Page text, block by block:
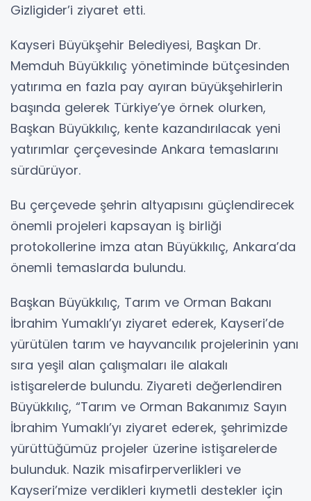
Gizligider’i ziyaret etti.
Kayseri Büyükşehir Belediyesi, Başkan Dr.
Memduh Büyükkılıç yönetiminde bütçesinden
yatırıma en fazla pay ayıran büyükşehirlerin
başında gelerek Türkiye’ye örnek olurken,
Başkan Büyükkılıç, kente kazandırılacak yeni
yatırımlar çerçevesinde Ankara temaslarını
sürdürüyor.
Bu çerçevede şehrin altyapısını güçlendirecek
önemli projeleri kapsayan iş birliği
protokollerine imza atan Büyükkılıç, Ankara’da
önemli temaslarda bulundu.
Başkan Büyükkılıç, Tarım ve Orman Bakanı
İbrahim Yumaklı’yı ziyaret ederek, Kayseri’de
yürütülen tarım ve hayvancılık projelerinin yanı
sıra yeşil alan çalışmaları ile alakalı
istişarelerde bulundu. Ziyareti değerlendiren
Büyükkılıç, “Tarım ve Orman Bakanımız Sayın
İbrahim Yumaklı’yı ziyaret ederek, şehrimizde
yürüttüğümüz projeler üzerine istişarelerde
bulunduk. Nazik misafirperverlikleri ve
Kayseri’mize verdikleri kıymetli destekler için